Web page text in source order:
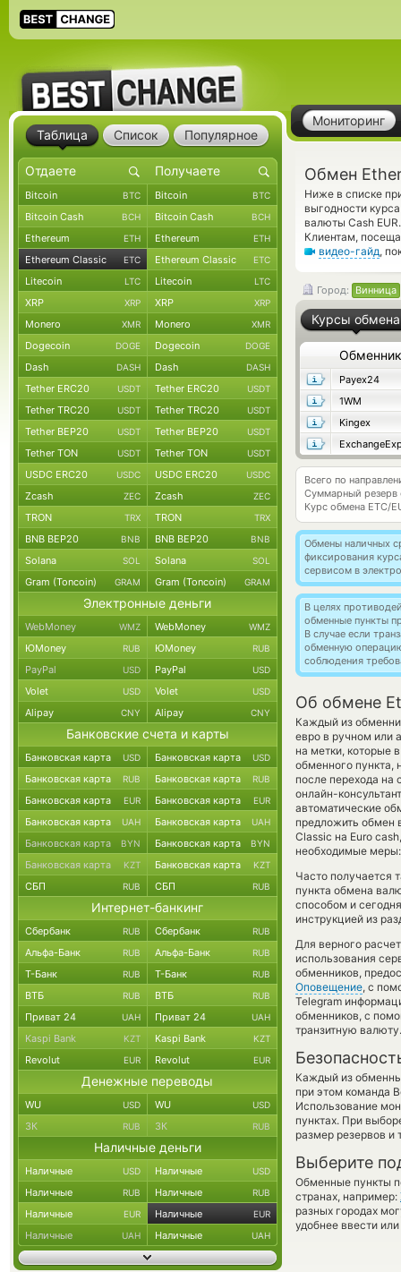
Мониторинг
Обмен
Ниже в списке
выгодности
валюты Cash
Клиентам,
видео-гайд,
Город: Винница
Курсы обмена
Обменник
Payex24
1WM
Kingex
Всего по
Суммарный резерв
Курс обмена ETC/
Обмены наличных
фиксирования
сервисом в
В целях
обменные пункты
В случае если
обменную
соблюдения
Об обмене
Каждый из
евро в ручном или
на метки, которые
обменного пункта,
после перехода на
онлайн-
автоматические
предложить обмен
Classic на Euro
необходимые
Часто получается
пункта обмена
способом и
инструкцией из
Для верного
использования
обменников,
Оповещение, с
Telegram
обменников, с
транзитную валюту.
Каждый из
при этом команда
Использование
пунктах. При
размер резервов и
Выберите
Обменные пункты
странах, например:
разных городах
удобнее ввести
Таблица Список Популярное
Bitcoin BTC Bitcoin BTC
Bitcoin Cash BCH Bitcoin Cash BCH
Ethereum ETH Ethereum ETH
Ethereum Classic ETC Ethereum Classic ETC
Litecoin LTC Litecoin LTC
XRP XRP XRP XRP
Monero XMR Monero XMR
Dogecoin DOGE Dogecoin DOGE
Dash DASH Dash DASH
Tether ERC20 USDT Tether ERC20 USDT
Tether TRC20 USDT Tether TRC20 USDT
Tether BEP20 USDT Tether BEP20 USDT
Tether TON USDT Tether TON USDT
USDC ERC20 USDC USDC ERC20 USDC
Zcash ZEC Zcash ZEC
TRON TRX TRON TRX
BNB BEP20 BNB BNB BEP20 BNB
Solana SOL Solana SOL
Gram (Toncoin) GRAM Gram (Toncoin) GRAM
Электронные деньги
WebMoney WMZ WebMoney WMZ
ЮMoney RUB ЮMoney RUB
PayPal USD PayPal USD
Volet USD Volet USD
Alipay CNY Alipay CNY
Банковские счета и карты
Банковская карта USD Банковская карта USD
Банковская карта RUB Банковская карта RUB
Банковская карта EUR Банковская карта EUR
Банковская карта UAH Банковская карта UAH
Банковская карта BYN Банковская карта BYN
Банковская карта KZT Банковская карта KZT
СБП RUB СБП RUB
Интернет-банкинг
Сбербанк RUB Сбербанк RUB
Альфа-Банк RUB Альфа-Банк RUB
Т-Банк RUB Т-Банк RUB
ВТБ RUB ВТБ RUB
Приват 24 UAH Приват 24 UAH
Kaspi Bank KZT Kaspi Bank KZT
Revolut EUR Revolut EUR
Денежные переводы
WU USD WU USD
ЗК RUB ЗК RUB
Наличные деньги
Наличные USD Наличные USD
Наличные RUB Наличные RUB
Наличные EUR Наличные EUR
Наличные UAH Наличные UAH